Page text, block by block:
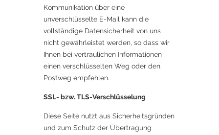
Kommunikation über eine
unverschlüsselte E-Mail kann die
vollständige Datensicherheit von uns
nicht gewährleistet werden, so dass wir
Ihnen bei vertraulichen Informationen
einen verschlüsselten Weg oder den
Postweg empfehlen.
SSL- bzw. TLS-Verschlüsselung
Diese Seite nutzt aus Sicherheitsgründen
und zum Schutz der Übertragung